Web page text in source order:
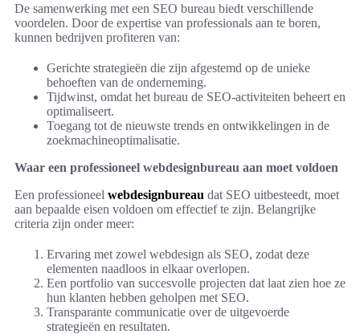
De samenwerking met een SEO bureau biedt verschillende
voordelen. Door de expertise van professionals aan te boren,
kunnen bedrijven profiteren van:
Gerichte strategieën die zijn afgestemd op de unieke
behoeften van de onderneming.
Tijdwinst, omdat het bureau de SEO-activiteiten beheert en
optimaliseert.
Toegang tot de nieuwste trends en ontwikkelingen in de
zoekmachineoptimalisatie.
Waar een professioneel webdesignbureau aan moet voldoen
Een professioneel webdesignbureau dat SEO uitbesteedt, moet
aan bepaalde eisen voldoen om effectief te zijn. Belangrijke
criteria zijn onder meer:
Ervaring met zowel webdesign als SEO, zodat deze
elementen naadloos in elkaar overlopen.
Een portfolio van succesvolle projecten dat laat zien hoe ze
hun klanten hebben geholpen met SEO.
Transparante communicatie over de uitgevoerde
strategieën en resultaten.